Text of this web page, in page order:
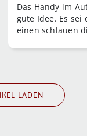
zusammen
Das Handy im
gute Idee. Es sei
einen schlauen
LADEN